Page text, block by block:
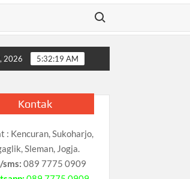
Search for:
Press
2026 5:32:20 AM
Kontak
: Kencuran, Sukoharjo,
Sleman, Jogja.
sms: 089 7775 0909